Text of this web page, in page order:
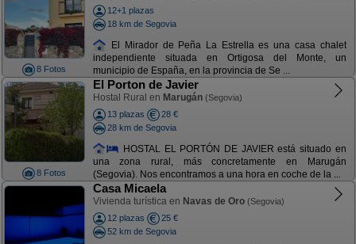
8 Fotos
12+1 plazas
18 km de Segovia
El Mirador de Peña La Estrella es una casa chalet
independiente situada en Ortigosa del Monte, un
municipio de España, en la provincia de Se ...
8 Fotos
El Porton de Javier
Hostal Rural en Marugán (Segovia)
13 plazas
28 €
28 km de Segovia
HOSTAL EL PORTÓN DE JAVIER está situado en
una zona rural, más concretamente en Marugán
(Segovia). Nos encontramos a una hora en coche de la ...
Casa Micaela
Vivienda turística en Navas de Oro (Segovia)
12 plazas
25 €
52 km de Segovia